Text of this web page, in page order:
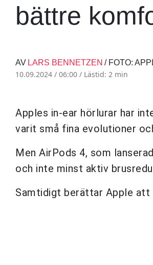
bättre
AV LARS BENNETZEN / FOTO:
10.09.2024 / 06:00 / Lästid: 2 min
Apples in-ear hörlurar har
varit små fina evolutioner
Men AirPods 4, som
och inte minst aktiv
Samtidigt berättar Apple att